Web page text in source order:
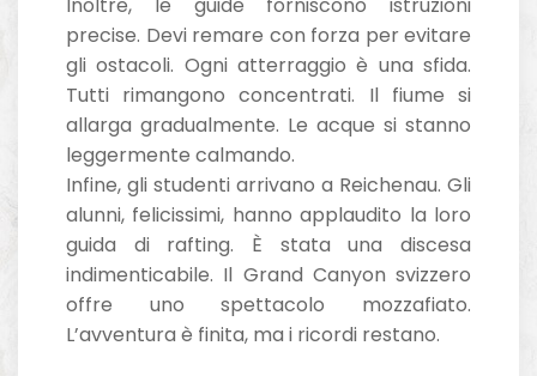
precise. Devi remare con forza per evitare
gli ostacoli. Ogni atterraggio è una sfida.
Tutti rimangono concentrati. Il fiume si
allarga gradualmente. Le acque si stanno
leggermente calmando.
Infine, gli studenti arrivano a Reichenau. Gli
alunni, felicissimi, hanno applaudito la loro
guida di rafting. È stata una discesa
indimenticabile. Il Grand Canyon svizzero
offre uno spettacolo mozzafiato.
L’avventura è finita, ma i ricordi restano.